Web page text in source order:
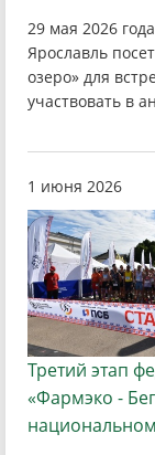
29 мая 2026
Ярославль
озеро» для
участвовать в
1 июня 2026
Третий этап
«Фармэко -